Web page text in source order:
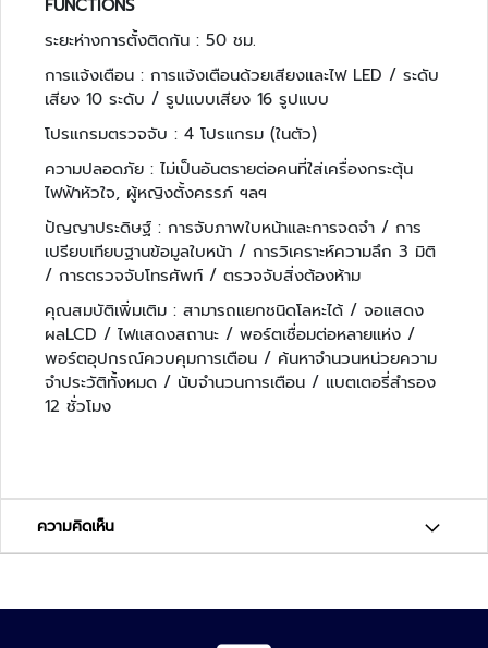
ต
ร
จ
คั
ด
ร
อ
ง
ย
า
พ
า
ห
น
ะ
ย
ะ
บ
FUNCTIONS
ระยะห่างการตั้งติดกัน : 50 ชม.
การแจ้งเตือน : การแจ้งเตือนด้วยเสียงและไฟ LED / ระดับ
เสียง 10 ระดับ / รูปแบบเสียง 16 รูปแบบ
โปรแกรมตรวจจับ : 4 โปรแกรม (ในตัว)
ความปลอดภัย : ไม่เป็นอันตรายต่อคนที่ใส่เครื่องกระตุ้น
ไฟฟ้าหัวใจ, ผู้หญิงตั้งครรภ์ ฯลฯ
ปัญญาประดิษฐ์ : การจับภาพใบหน้าและการจดจำ / การ
เปรียบเทียบฐานข้อมูลใบหน้า / การวิเคราะห์ความลึก 3 มิติ
/ การตรวจจับโทรศัพท์ / ตรวจจับสิ่งต้องห้าม
คุณสมบัติเพิ่มเติม : สามารถแยกชนิดโลหะได้ / จอแสดง
ผลLCD / ไฟแสดงสถานะ / พอร์ตเชื่อมต่อหลายแห่ง /
พอร์ตอุปกรณ์ควบคุมการเตือน / ค้นหาจำนวนหน่วยความ
จำประวัติทั้งหมด / นับจำนวนการเตือน / แบตเตอรี่สำรอง
12 ชั่วโมง
ความคิดเห็น